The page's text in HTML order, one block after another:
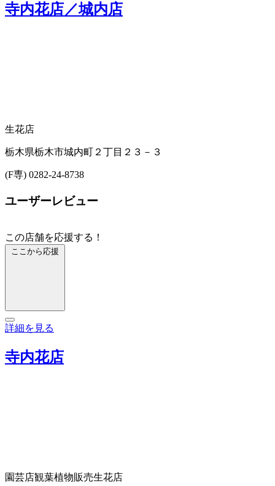
寺内花店／城内店
生花店
栃木県栃木市城内町２丁目２３－３
(F専) 0282-24-8738
ユーザーレビュー
この店舗を応援する！
ここから応援
詳細を見る
寺内花店
園芸店観葉植物販売生花店